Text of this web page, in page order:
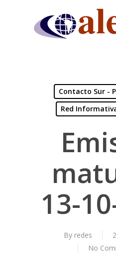
Contacto Sur -
Red
13-
By redes
No